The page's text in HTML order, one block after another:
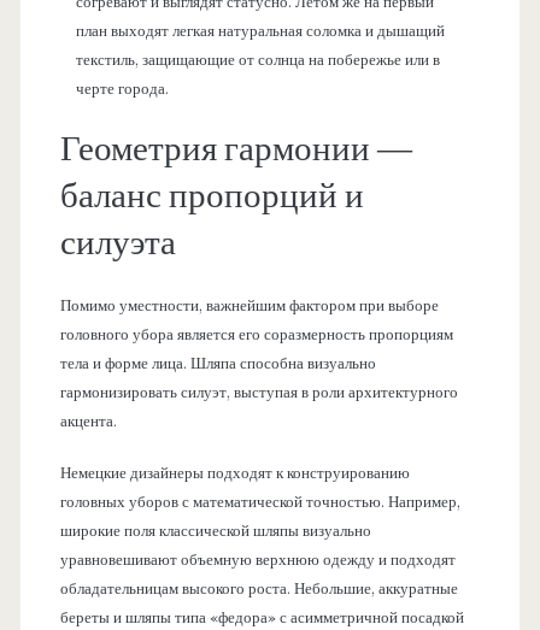
план выходят легкая натуральная соломка и дышащий
текстиль, защищающие от солнца на побережье или в
черте города.
Геометрия гармонии —
баланс пропорций и
силуэта
Помимо уместности, важнейшим фактором при выборе
головного убора является его соразмерность пропорциям
тела и форме лица. Шляпа способна визуально
гармонизировать силуэт, выступая в роли архитектурного
акцента.
Немецкие дизайнеры подходят к конструированию
головных уборов с математической точностью. Например,
широкие поля классической шляпы визуально
уравновешивают объемную верхнюю одежду и подходят
обладательницам высокого роста. Небольшие, аккуратные
береты и шляпы типа «федора» с асимметричной посадкой